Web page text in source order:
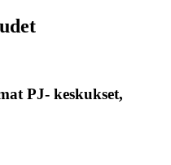
PJ- keskukset,